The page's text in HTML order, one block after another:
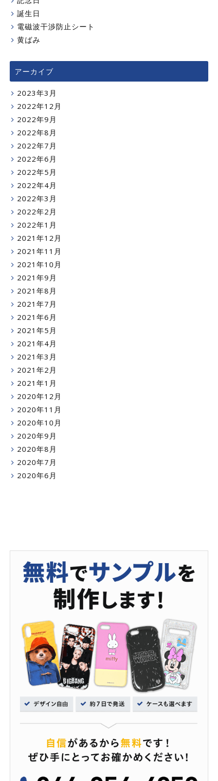
誕生日
電磁波干渉防止シート
黄ばみ
アーカイブ
2023年3月
2022年12月
2022年9月
2022年8月
2022年7月
2022年6月
2022年5月
2022年4月
2022年3月
2022年2月
2022年1月
2021年12月
2021年11月
2021年10月
2021年9月
2021年8月
2021年7月
2021年6月
2021年5月
2021年4月
2021年3月
2021年2月
2021年1月
2020年12月
2020年11月
2020年10月
2020年9月
2020年8月
2020年7月
2020年6月